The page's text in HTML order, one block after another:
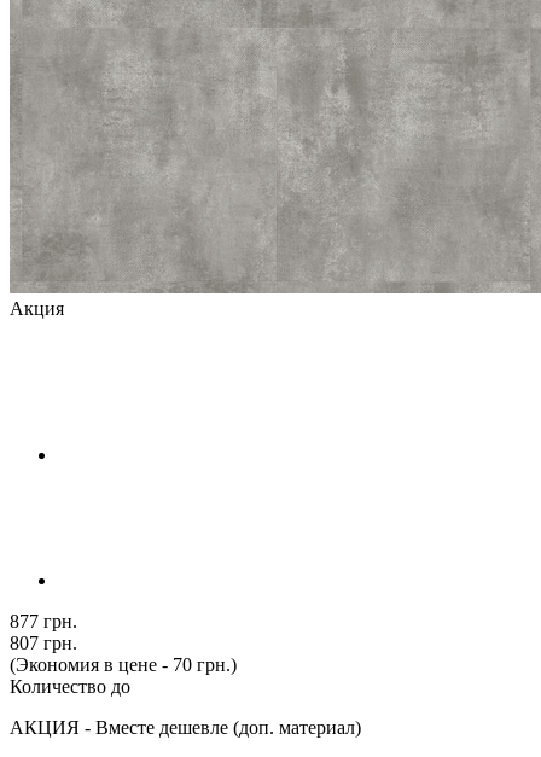
Акция
877 грн.
807 грн.
(Экономия в цене - 70 грн.)
Количество до
АКЦИЯ - Вместе дешевле (доп. материал)